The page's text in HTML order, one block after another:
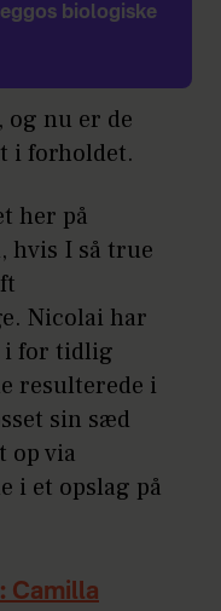
biologiske
og nu er de
i forholdet.
her på
hvis I så true
Nicolai har
i for tidlig
resulterede i
sin sæd
op via
i et opslag på
Camilla